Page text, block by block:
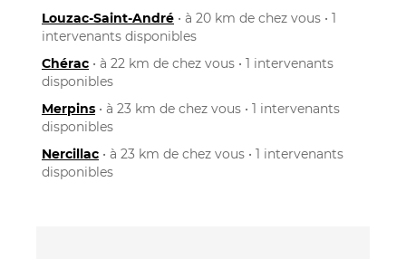
Louzac-Saint-André • à 20 km de chez vous • 1
intervenants disponibles
Chérac • à 22 km de chez vous • 1 intervenants
disponibles
Merpins • à 23 km de chez vous • 1 intervenants
disponibles
Nercillac • à 23 km de chez vous • 1 intervenants
disponibles